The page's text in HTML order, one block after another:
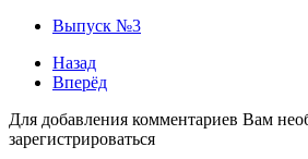
Выпуск №3
Назад
Вперёд
Для добавления комментариев Вам
зарегистрироваться